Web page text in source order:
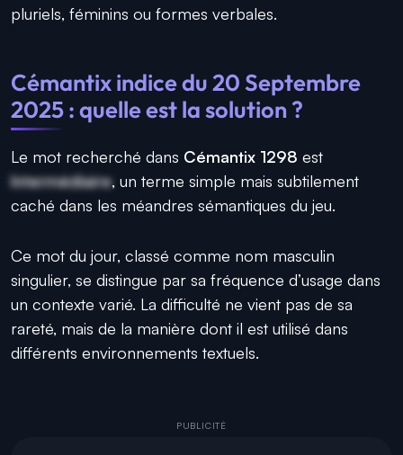
pluriels, féminins ou formes verbales.
Cémantix indice du 20 Septembre
2025 : quelle est la solution ?
Le mot recherché dans Cémantix 1298 est
Intermédiaire, un terme simple mais subtilement
caché dans les méandres sémantiques du jeu.
Ce mot du jour, classé comme nom masculin
singulier, se distingue par sa fréquence d’usage dans
un contexte varié. La difficulté ne vient pas de sa
rareté, mais de la manière dont il est utilisé dans
différents environnements textuels.